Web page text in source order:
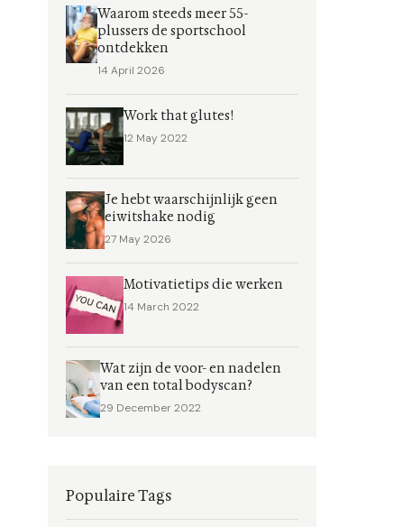
Waarom steeds meer 55-
plussers de sportschool
ontdekken
14 April 2026
Work that glutes!
12 May 2022
Je hebt waarschijnlijk geen
eiwitshake nodig
27 May 2026
Motivatietips die werken
14 March 2022
Wat zijn de voor- en nadelen
van een total bodyscan?
29 December 2022
Populaire Tags